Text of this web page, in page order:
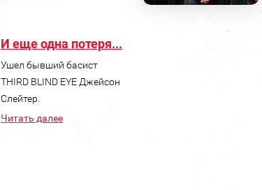
И еще одна потеря...
Ушел бывший басист
THIRD BLIND EYE Джейсон
Слейтер.
Читать далее